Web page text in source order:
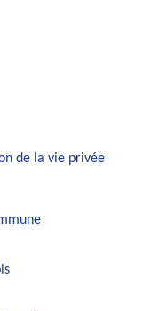
de la vie privée